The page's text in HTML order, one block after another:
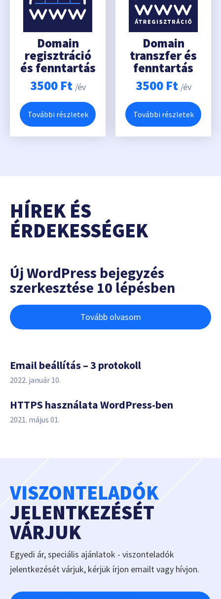
Domain
regisztráció
és fenntartás
3500 Ft /év
További részletek
Domain
transzfer és
fenntartás
3500 Ft /év
További részletek
HÍREK ÉS
ÉRDEKESSÉGEK
Új WordPress bejegyzés
szerkesztése 10 lépésben
Tovább olvasom
Email beállítás – 3 protokoll
2022. január 10.
HTTPS használata WordPress-ben
2021. május 01.
VISZONTELADÓK
JELENTKEZÉSÉT
VÁRJUK
Egyedi ár, speciális ajánlatok - viszonteladók
jelentkezését várjuk, kérjük írjon emailt vagy hívjon.